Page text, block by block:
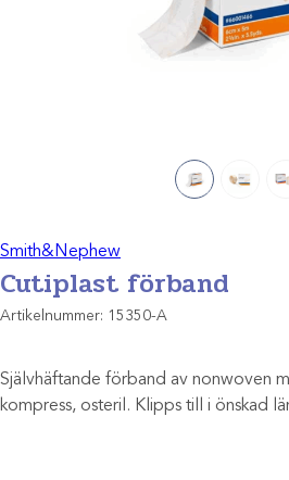
Smith&Nephew
Cutiplast förband
Artikelnummer: 15350-A
Självhäftande förband av nonwoven
kompress, osteril. Klipps till i önskad